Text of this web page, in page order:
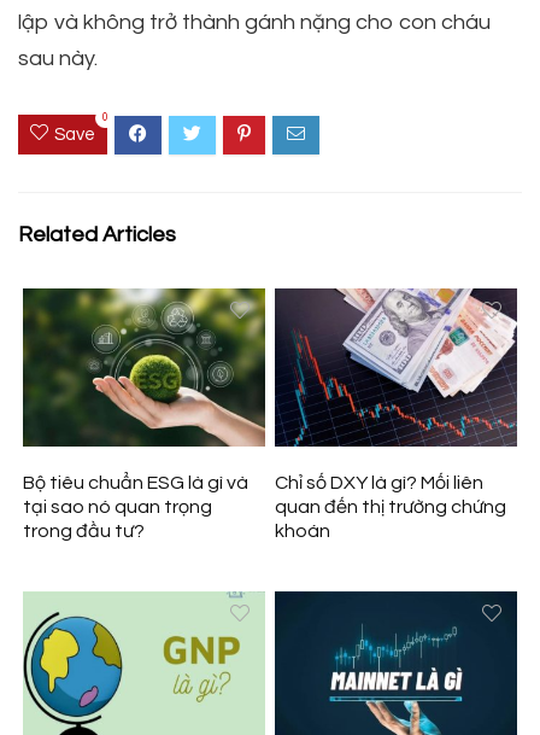
lập và không trở thành gánh nặng cho con cháu
sau này.
Save
0
Related Articles
Bộ tiêu chuẩn ESG là gì và
tại sao nó quan trọng
trong đầu tư?
Chỉ số DXY là gì? Mối liên
quan đến thị trường chứng
khoán